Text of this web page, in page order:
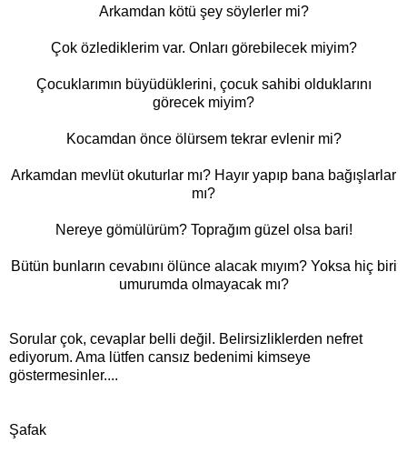
Arkamdan kötü şey söylerler mi?
Çok özlediklerim var. Onları görebilecek miyim?
Çocuklarımın büyüdüklerini, çocuk sahibi olduklarını
görecek miyim?
Kocamdan önce ölürsem tekrar evlenir mi?
Arkamdan mevlüt okuturlar mı? Hayır yapıp bana bağışlarlar
mı?
Nereye gömülürüm? Toprağım güzel olsa bari!
Bütün bunların cevabını ölünce alacak mıyım? Yoksa hiç biri
umurumda olmayacak mı?
Sorular çok, cevaplar belli değil. Belirsizliklerden nefret
ediyorum. Ama lütfen cansız bedenimi kimseye
göstermesinler....
Şafak